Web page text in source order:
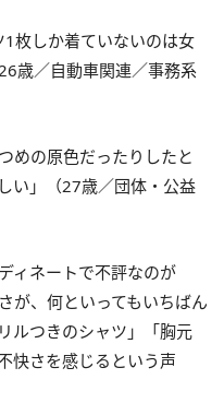
1枚しか着ていないのは女
歳／自動車関連／事務系
めの原色だったりしたと
い」（27歳／団体・公益
ィネートで不評なのが
が、何といってもいちばん
ルつきのシャツ」「胸元
快さを感じるという声